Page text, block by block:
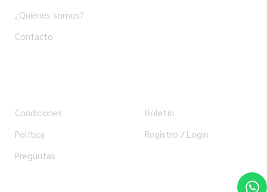
¿Quiénes somos?
Contacto
Condiciones
Política
Preguntas
Boletín
Registro / Login